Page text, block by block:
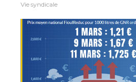
Vie syndicale